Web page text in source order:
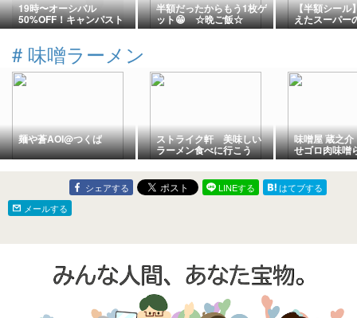
19時〜オーシバル
50%OFF！キャンパスト
ートバック
半額だったからもう1枚ゲ
ット😁 ☆晩ご飯☆
【半額シール
えたスーパー
コロッケの夕
# 味噌ラーメン
麺や蒼AOI@つくば ストライク軒 美味しい
ラーメン食べに行こう
味噌屋 蔵之
せゴロ肉味噌
シェアする LINEする
はてブする
メールする